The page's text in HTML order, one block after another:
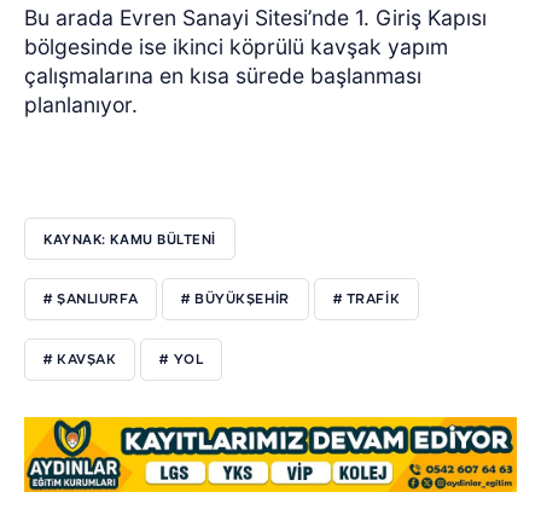
Bu arada Evren Sanayi Sitesi’nde 1. Giriş Kapısı
bölgesinde ise ikinci köprülü kavşak yapım
çalışmalarına en kısa sürede başlanması
planlanıyor.
KAYNAK: KAMU BÜLTENİ
# ŞANLIURFA # BÜYÜKŞEHIR # TRAFIK
# KAVŞAK # YOL